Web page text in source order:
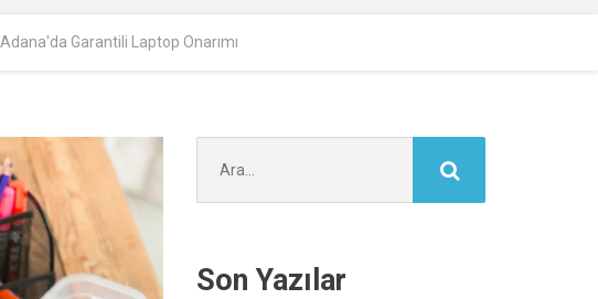
Adana'da Garantili Laptop Onarımı
ara:
Son Yazılar